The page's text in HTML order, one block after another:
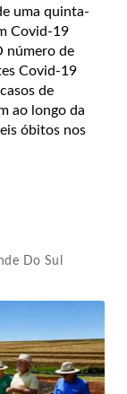
uma quinta-
Covid-19
número de
Covid-19
de
ao longo da
óbitos nos
Do Sul